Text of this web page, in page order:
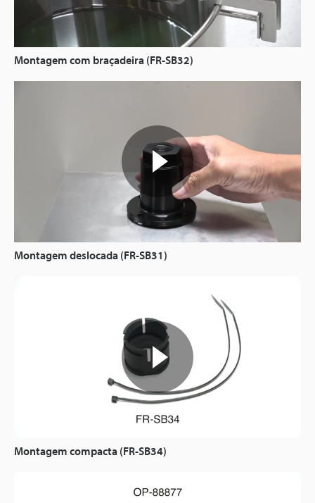
Montagem com braçadeira (FR-SB32)
Montagem deslocada (FR-SB31)
Montagem compacta (FR-SB34)